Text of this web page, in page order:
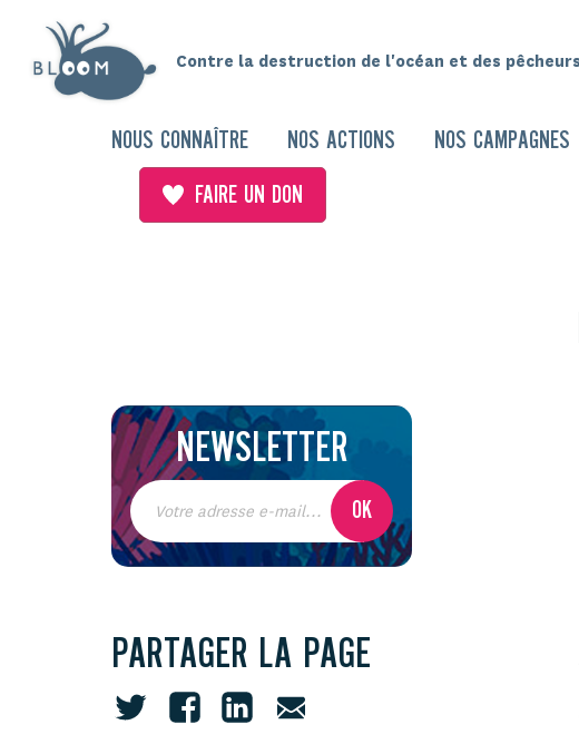
Contre la destruction de l'océan et des pêcheurs
NOUS CONNAÎTRE NOS ACTIONS NOS CAMPAGNES
FAIRE UN DON
NEWSLETTER
PARTAGER LA PAGE